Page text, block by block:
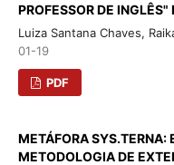
PROFESSOR DE
Luiza Santana Chaves,
01-19
PDF
METÁFORA SYS.TERNA:
METODOLOGIA DE